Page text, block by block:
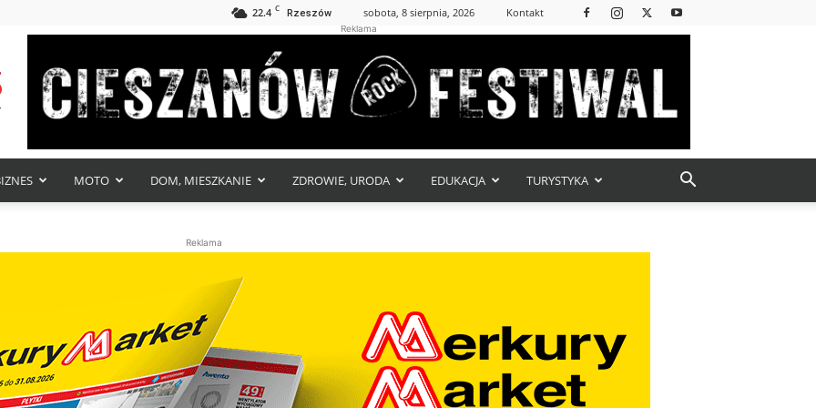
22.4 C Rzeszów sobota, 8 sierpnia, 2026 Kontakt
Reklama
MOTO DOM, MIESZKANIE ZDROWIE, URODA EDUKACJA TURYSTYKA
Reklama